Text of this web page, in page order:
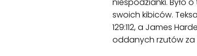
swoich kibiców.
129:112, a James
oddanych rzutów za